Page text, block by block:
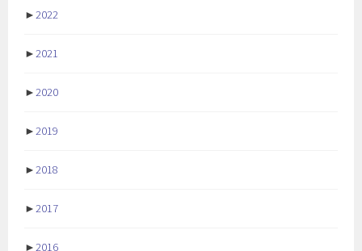
►2022
►2021
►2020
►2019
►2018
►2017
►2016